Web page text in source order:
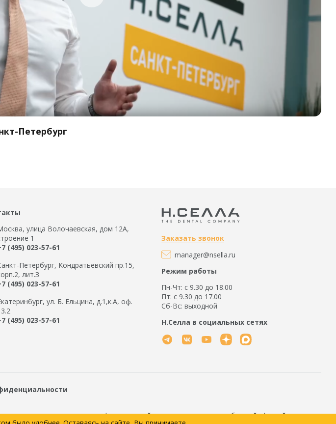
Петербург
улица Волочаевская, дом 12А,
1
(495) 023-57-61
Петербург, Кондратьевский пр.15,
лит.З
(495) 023-57-61
ул. Б. Ельцина, д.1,к.А, оф.
(495) 023-57-61
Заказать звонок
manager@nsella.ru
Режим работы
Пн-Чт: с 9.30 до 18.00
Пт: с 9.30 до 17.00
Сб-Вс: выходной
Н.Селла в социальных сетях
наличия на складе, носит информационный характер и не является публичной офертой,